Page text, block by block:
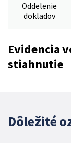
Oddelenie
dokladov
Evidencia
stiahnutie
Dôležité